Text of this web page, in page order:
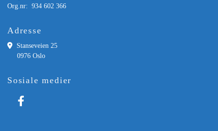
Org.nr: 934 602 366
Adresse
 Stanseveien 25
0976 Oslo
Sosiale medier